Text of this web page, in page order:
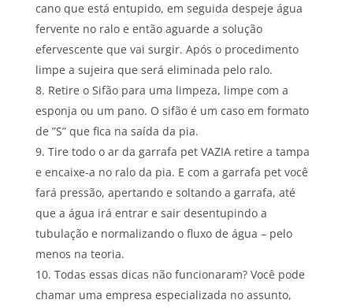
cano que está entupido, em seguida despeje água
fervente no ralo e então aguarde a solução
efervescente que vai surgir. Após o procedimento
limpe a sujeira que será eliminada pelo ralo.
Retire o Sifão para uma limpeza, limpe com a
esponja ou um pano. O sifão é um caso em formato
de ”S” que fica na saída da pia.
Tire todo o ar da garrafa pet VAZIA retire a tampa
e encaixe-a no ralo da pia. E com a garrafa pet você
fará pressão, apertando e soltando a garrafa, até
que a água irá entrar e sair desentupindo a
tubulação e normalizando o fluxo de água – pelo
menos na teoria.
Todas essas dicas não funcionaram? Você pode
chamar uma empresa especializada no assunto,